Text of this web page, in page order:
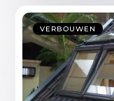
VERBOUWEN